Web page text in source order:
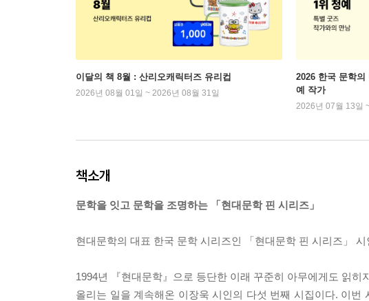
이달의 책 8월 : 산리오캐릭터즈 유리컵
2026년 08월 01일 ~ 2026년 08월 31일
2026 한국 문학
예 작가
2026년 07월 13일
책소개
문학을 잇고 문학을 조명하는 「현대문학 핀 시리즈」
현대문학의 대표 한국 문학 시리즈인 「현대문학 핀 시리즈」
1994년 『현대문학』으로 등단한 이래 꾸준히 아무에게도 읽
올리는 일을 계속해온 이장욱 시인의 다섯 번째 시집이다. 이